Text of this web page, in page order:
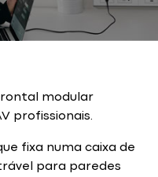
modular
profissionais.
fixa numa caixa de
para paredes